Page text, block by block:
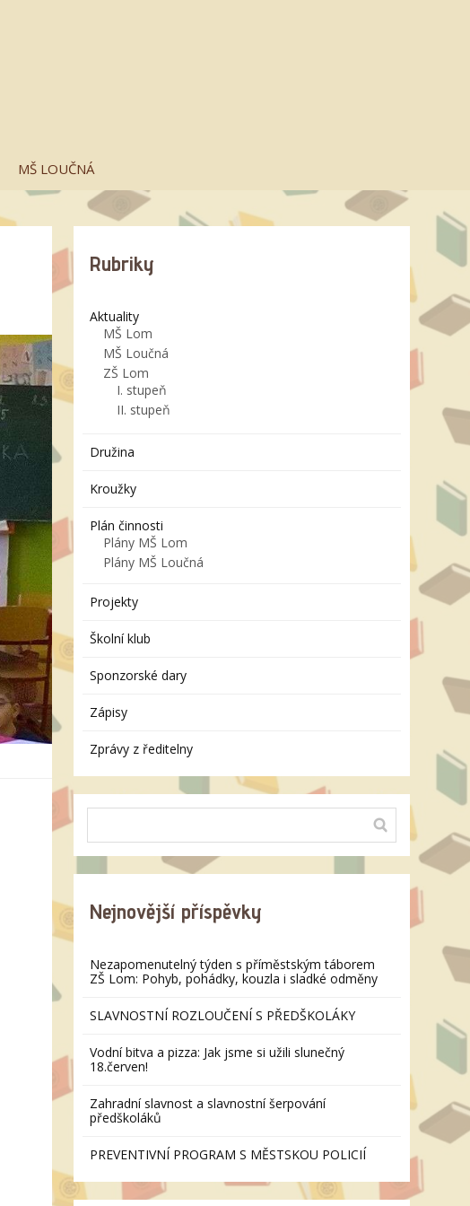
MŠ LOUČNÁ
Rubriky
Aktuality
MŠ Lom
MŠ Loučná
ZŠ Lom
I. stupeň
II. stupeň
Družina
Kroužky
Plán činnosti
Plány MŠ Lom
Plány MŠ Loučná
Projekty
Školní klub
Sponzorské dary
Zápisy
Zprávy z ředitelny
Nejnovější příspěvky
Nezapomenutelný týden s příměstským táborem
ZŠ Lom: Pohyb, pohádky, kouzla i sladké odměny
SLAVNOSTNÍ ROZLOUČENÍ S PŘEDŠKOLÁKY
Vodní bitva a pizza: Jak jsme si užili slunečný
18.červen!
Zahradní slavnost a slavnostní šerpování
předškoláků
PREVENTIVNÍ PROGRAM S MĚSTSKOU POLICIÍ